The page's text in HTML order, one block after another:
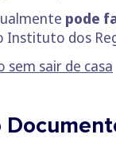
pode
Instituto dos
sem sair de casa